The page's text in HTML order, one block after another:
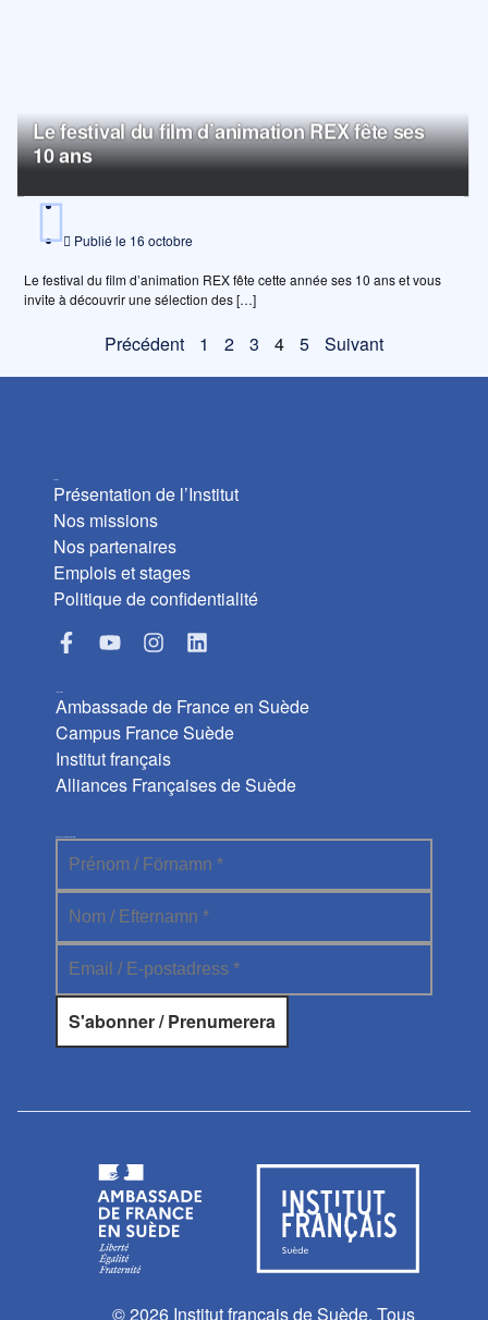
Le festival du film d’animation REX fête ses
10 ans
Publié le 16 octobre
Le festival du film d’animation REX fête cette année ses 10 ans et vous
invite à découvrir une sélection des […]
Précédent 1 2 3 4 5 Suivant
Présentation de l’Institut
Nos missions
Nos partenaires
Emplois et stages
Politique de confidentialité
Ambassade de France en Suède
Campus France Suède
Institut français
Alliances Françaises de Suède
© 2026 Institut français de Suède. Tous